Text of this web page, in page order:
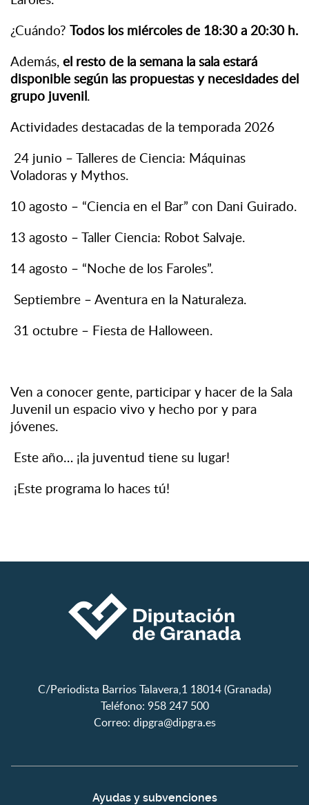
¿Cuándo? Todos los miércoles de 18:30 a 20:30 h.
Además, el resto de la semana la sala estará
disponible según las propuestas y necesidades del
grupo juvenil.
Actividades destacadas de la temporada 2026
24 junio – Talleres de Ciencia: Máquinas
Voladoras y Mythos.
10 agosto – “Ciencia en el Bar” con Dani Guirado.
13 agosto – Taller Ciencia: Robot Salvaje.
14 agosto – “Noche de los Faroles”.
Septiembre – Aventura en la Naturaleza.
31 octubre – Fiesta de Halloween.
Ven a conocer gente, participar y hacer de la Sala
Juvenil un espacio vivo y hecho por y para
jóvenes.
Este año… ¡la juventud tiene su lugar!
¡Este programa lo haces tú!
C/Periodista Barrios Talavera,1 18014 (Granada)
Teléfono: 958 247 500
Correo: dipgra@dipgra.es
Ayudas y subvenciones